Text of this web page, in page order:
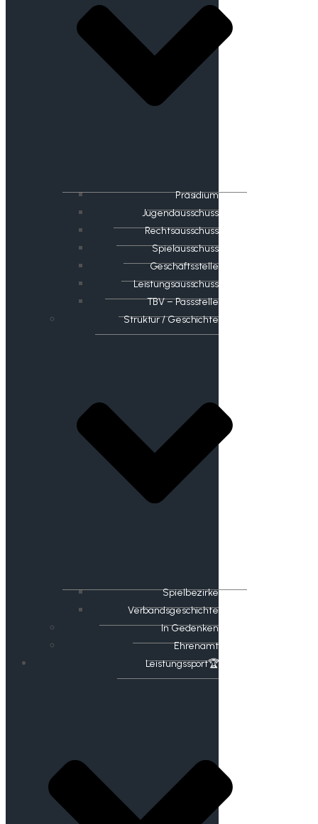
Präsidium
Jugendausschuss
Rechtsausschuss
Spielausschuss
Geschäftsstelle
Leistungsausschuss
TBV – Passstelle
Struktur / Geschichte
Spielbezirke
Verbandsgeschichte
In Gedenken
Ehrenamt
​Leistungssport🏆